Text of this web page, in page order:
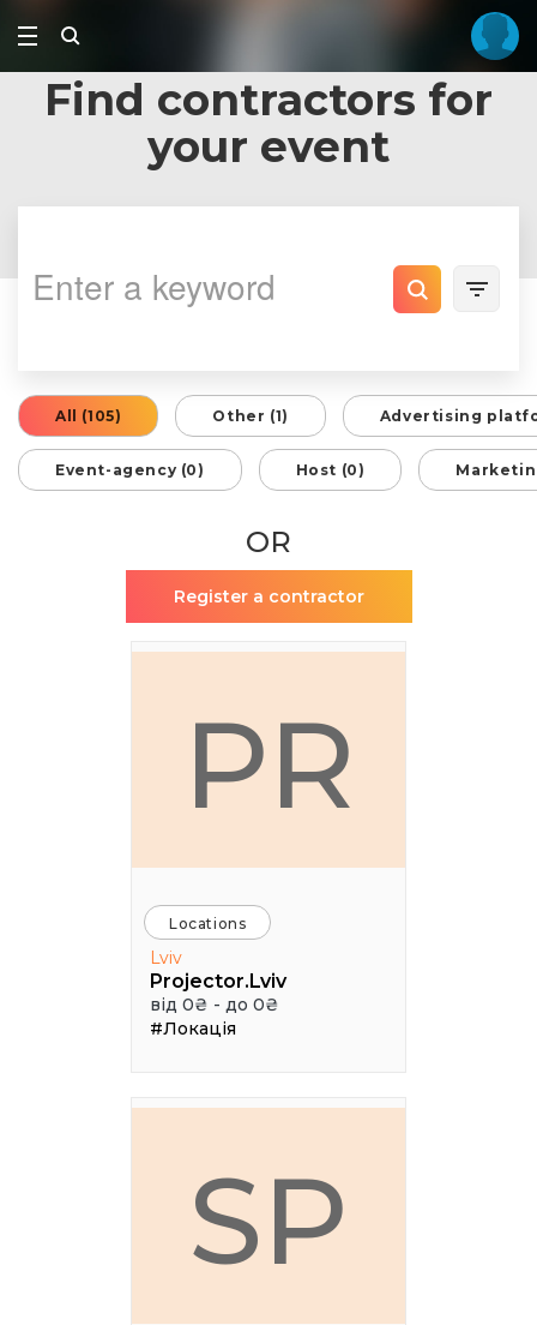
Find contractors for
your event
All (105) Other (1) Advertising
Event-agency (0) Host (0)
OR
Register a contractor
PR
Locations
Lviv
Projector.Lviv
від 0₴ - до 0₴
#Локація
SP